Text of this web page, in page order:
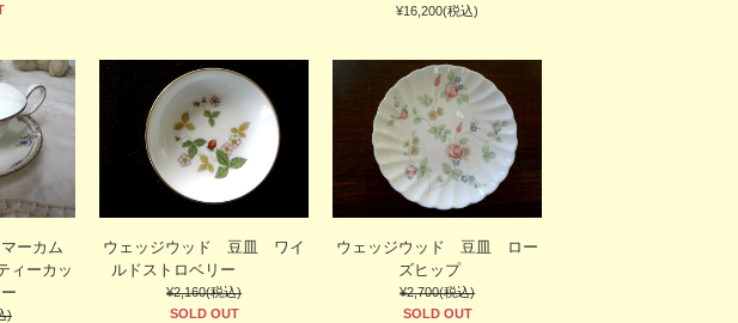
¥16,200(税込)
ーカム
ィーカッ
)
ウェッジウッド 豆皿 ワイ
ルドストロベリー
¥2,160(税込)
SOLD OUT
ウェッジウッド 豆皿 ロー
ズヒップ
¥2,700(税込)
SOLD OUT